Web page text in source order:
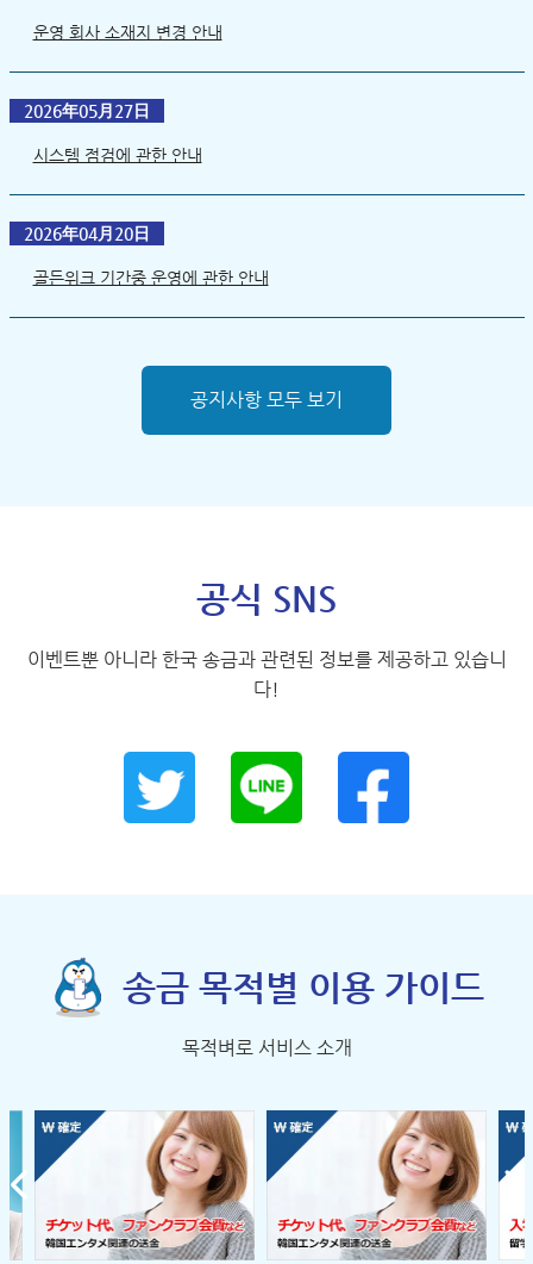
운영 회사 소재지 변경 안내
2026年05月27日
시스템 점검에 관한 안내
2026年04月20日
골든위크 기간중 운영에 관한 안내
공지사항 모두 보기
공식 SNS
이벤트뿐 아니라 한국 송금과 관련된 정보를 제공하고 있습니
다!
송금 목적별 이용 가이드
목적벼로 서비스 소개